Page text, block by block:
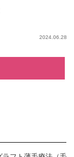
2024.06.28